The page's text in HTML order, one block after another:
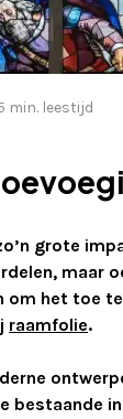
min. leestijd
grote
maar
het toe
raamfolie.
bestaande